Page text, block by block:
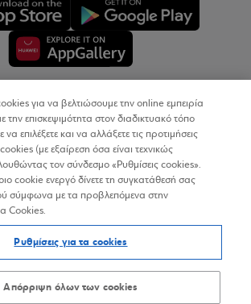
Copyright © 2026
Όροι Χρήσης
Δεδομένα στον Διαδικτυακό Τόπο
Δήλωση Προσβασιμότητας
Sitemap
για να βελτιώσουμε την online εμπειρία
επισκεψιμότητα στον διαδικτυακό τόπο
επιλέξετε και να αλλάξετε τις προτιμήσεις
(με εξαίρεση όσα είναι τεχνικώς
τον σύνδεσμο «Ρυθμίσεις cookies».
cookie ενεργό δίνετε τη συγκατάθεσή σας
σύμφωνα με τα προβλεπόμενα στην
Cookies.
Ρυθμίσεις για τα cookies
Απόρριψη όλων των cookies